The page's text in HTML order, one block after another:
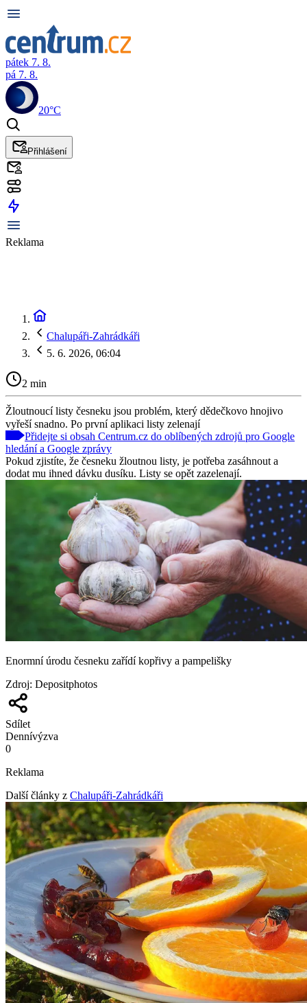
pátek 7. 8.
pá 7. 8.
20°C
Přihlášení
Reklama
Chalupáři-Zahrádkáři
5. 6. 2026, 06:04
2 min
Žloutnoucí listy česneku jsou problém, který dědečkovo hnojivo
vyřeší snadno. Po první aplikaci listy zelenají
Přidejte si obsah Centrum.cz do oblíbených zdrojů pro Google
hledání a Google zprávy
Pokud zjistíte, že česneku žloutnou listy, je potřeba zasáhnout a
dodat mu ihned dávku dusíku. Listy se opět zazelenají.
Enormní úrodu česneku zařídí kopřivy a pampelišky
Zdroj: Depositphotos
Sdílet
Dennívýzva
0
Reklama
Další články z Chalupáři-Zahrádkáři